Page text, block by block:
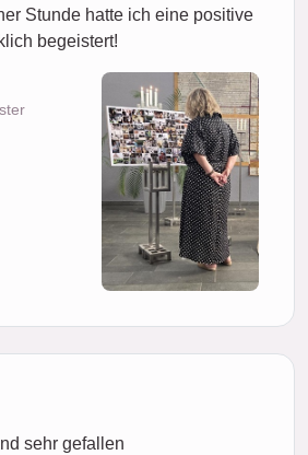
Stunde hatte ich eine positive
begeistert!
sehr gefallen